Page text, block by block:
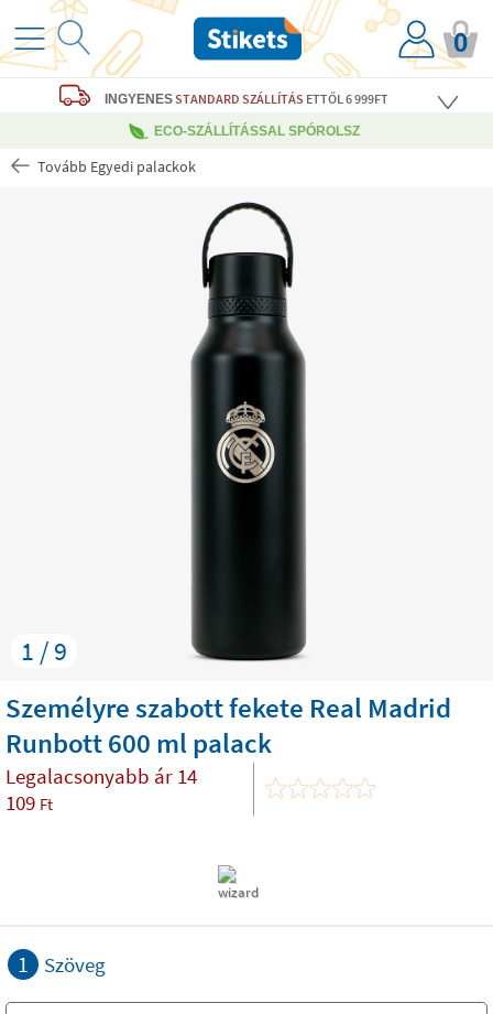
0
INGYENESSTANDARD SZÁLLÍTÁS ETTŐL 6 999FT
ECO-SZÁLLÍTÁSSAL SPÓROLSZ
Tovább Egyedi palackok
1 / 9
Személyre szabott fekete Real Madrid
Runbott 600 ml palack
Legalacsonyabb ár 14
109 Ft
1 Szöveg